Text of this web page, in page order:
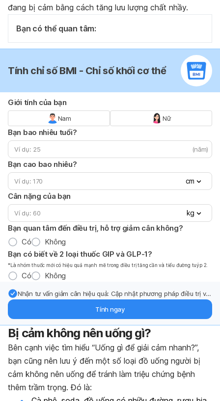
đang bị cảm bằng cách tăng lưu lượng chất nhầy.
Bạn có thể quan tâm:
Tính chỉ số BMI - Chỉ số khối cơ thể
Giới tính của bạn
Nam Nữ
Bạn bao nhiêu tuổi?
(năm)
Bạn cao bao nhiêu?
cm
Cân nặng của bạn
kg
Bạn quan tâm đến điều trị, hỗ trợ giảm cân không?
Có
Không
Bạn có biết về 2 loại thuốc GIP và GLP-1?
*Là nhóm thuốc mới có hiệu quả mạnh mẽ trong điều trị tăng cần và tiểu đường tuýp 2.
Có Không
Nhận tư vấn giảm cân hiệu quả: Cập nhật phương pháp điều trị và
Tính ngay
Bị cảm không nên uống gì?
Bên cạnh việc tìm hiểu “Uống gì để giải cảm nhanh?”,
bạn cũng nên lưu ý đến một số loại đồ uống người bị
cảm không nên uống để tránh làm triệu chứng bệnh
thêm trầm trọng. Đó là: